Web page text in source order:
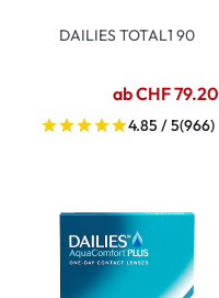
DAILIES TOTAL1 90
ab CHF 79.20
4.85 / 5(966)